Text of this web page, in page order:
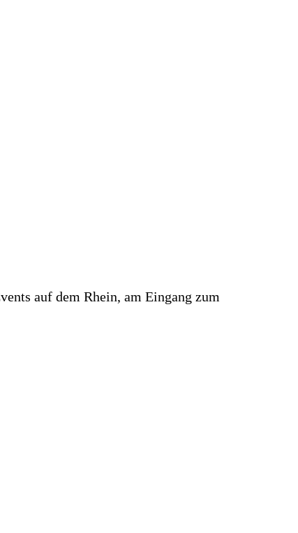
auf dem Rhein, am Eingang zum